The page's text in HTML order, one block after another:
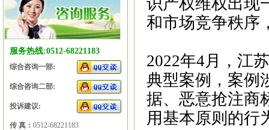
服务热线:0512-68221183
综合咨询一部:
综合咨询二部:
投诉建议:
传 真： 0512-68221183
识产权维权出现
和市场竞争秩序
2022年4月，江
典型案例，案例
据、恶意抢注商
用基本原则的行